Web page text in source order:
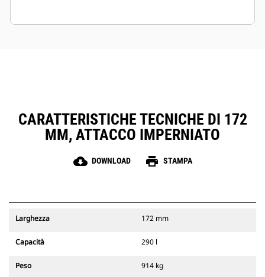
CARATTERISTICHE TECNICHE DI 172
MM, ATTACCO IMPERNIATO
cloud_download DOWNLOAD print STAMPA
Larghezza 172 mm
Capacità 290 l
Peso 914 kg